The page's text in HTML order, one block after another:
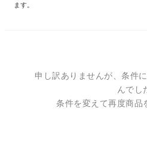
ます。
申し訳ありませんが、条件
んでし
条件を変えて再度商品